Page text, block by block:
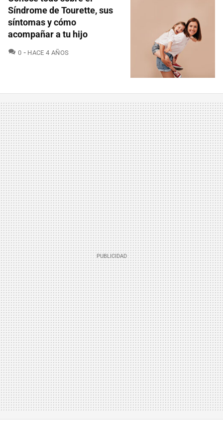
Síndrome de Tourette, sus
síntomas y cómo
acompañar a tu hijo
0 COMENTARIOS
HACE 4 AÑOS